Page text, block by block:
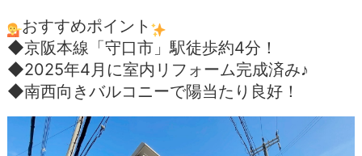
おすすめポイント
◆京阪本線「守口市」駅徒歩約4分！
◆2025年4月に室内リフォーム完成済み♪
◆南西向きバルコニーで陽当たり良好！